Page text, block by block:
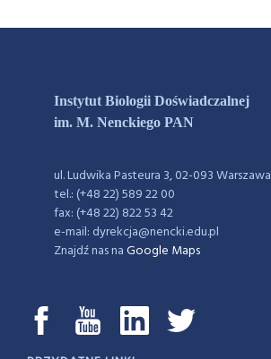
Instytut Biologii Doświadczalnej
im. M. Nenckiego PAN
ul. Ludwika Pasteura 3, 02-093 Warszawa
tel.: (+48 22) 589 22 00
fax: (+48 22) 822 53 42
e-mail: dyrekcja@nencki.edu.pl
Znajdź nas naGoogle Maps